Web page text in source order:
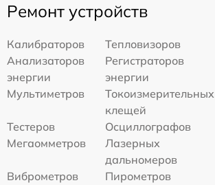
Ремонт устройств
Калибраторов
Тепловизоров
Анализаторов
энергии
Регистраторов
энергии
Мультиметров
Токоизмерительных
клещей
Тестеров
Осциллографов
Мегаомметров
Лазерных
дальномеров
Виброметров
Пирометров